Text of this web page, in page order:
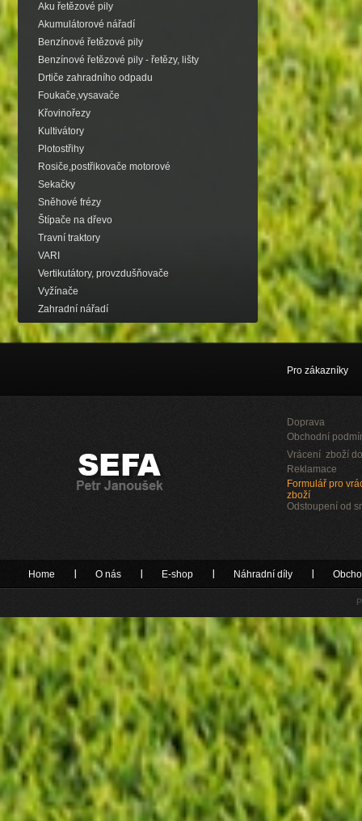
Aku řetězové pily
Akumulátorové nářadí
Benzínové řetězové pily
Benzínové řetězové pily - řetězy, lišty
Drtiče zahradního odpadu
Foukače,vysavače
Křovinořezy
Kultivátory
Plotostřihy
Rosiče,postřikovače motorové
Sekačky
Sněhové frézy
Štípače na dřevo
Travní traktory
VARI
Vertikutátory, provzdušňovače
Vyžínače
Zahradní nářadí
Pro zákazníky
Doprava
Obchodní
Vrácení zboží
Reklamace
Formulář pro
zboží
Odstoupení od
Home O nás E-shop Náhradní díly